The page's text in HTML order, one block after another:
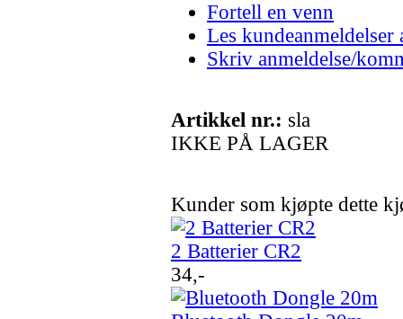
Fortell en venn
Les kundeanmeldelser
Skriv anmeldelse/
Artikkel nr.: sla
IKKE PÅ LAGER
Kunder som kjøpte dette
2 Batterier CR2
34,-